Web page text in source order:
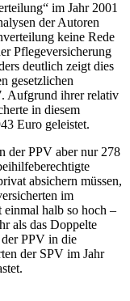
im Jahr 2001
der Autoren
keine Rede
Pflegeversicherung
deutlich zeigt dies
gesetzlichen
Aufgrund ihrer relativ
in diesem
Euro geleistet.
der PPV aber nur 278
absichern müssen,
im
halb so hoch –
als das Doppelte
PPV in die
der SPV im Jahr